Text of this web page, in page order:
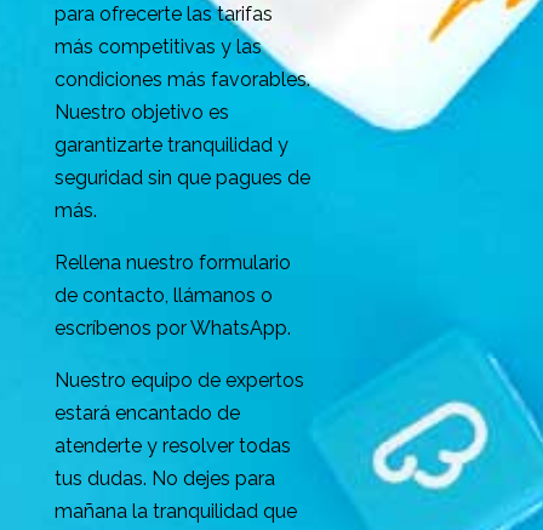
para ofrecerte las tarifas
más competitivas y las
condiciones más favorables.
Nuestro objetivo es
garantizarte tranquilidad y
seguridad sin que pagues de
más.
Rellena nuestro formulario
de contacto, llámanos o
escríbenos por WhatsApp.
Nuestro equipo de expertos
estará encantado de
atenderte y resolver todas
tus dudas. No dejes para
mañana la tranquilidad que